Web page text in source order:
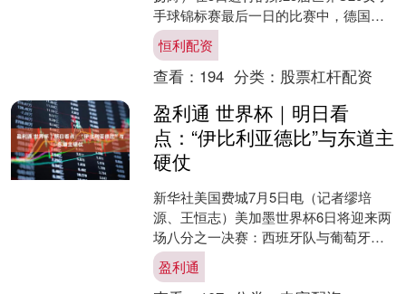
手球锦标赛最后一日的比赛中，德国队
以33:26战胜丹麦，获得本届世锦赛金
牌。在铜牌赛....
恒利配资
查看： 194 分类： 股票杠杆配资
盈利通 世界杯｜明日看
点：“伊比利亚德比”与东道主
硬仗
新华社美国费城7月5日电（记者缪培
源、王恒志）美加墨世界杯6日将迎来两
场八分之一决赛：西班牙队与葡萄牙队
将在达拉斯上演“伊比利亚德比”，东道主
之一美国队则将在西....
盈利通